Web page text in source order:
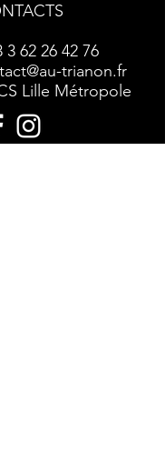
3 62 26 42 76
trianon.fr
Lille Métropole